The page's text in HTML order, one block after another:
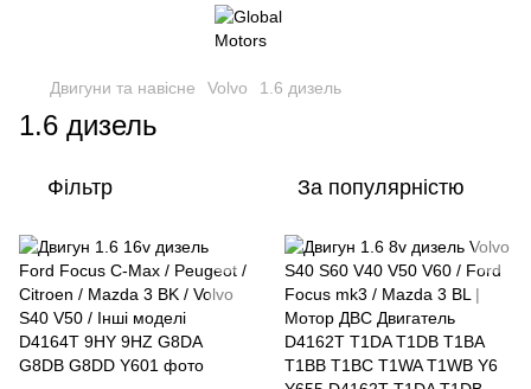
Двигуни та навісне Volvo 1.6 дизель
1.6 дизель
Фільтр За популярністю